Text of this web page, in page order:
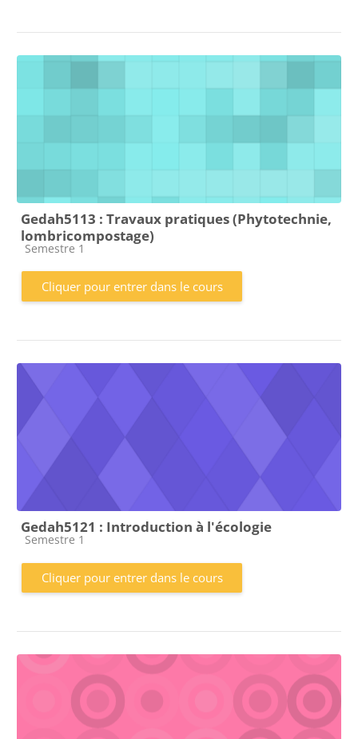
Gedah5113 : Travaux pratiques (Phytotechnie,
lombricompostage)
Catégorie de cours
Semestre 1
Cliquer pour entrer dans le cours
Gedah5121 : Introduction à l'écologie
Catégorie de cours
Semestre 1
Cliquer pour entrer dans le cours